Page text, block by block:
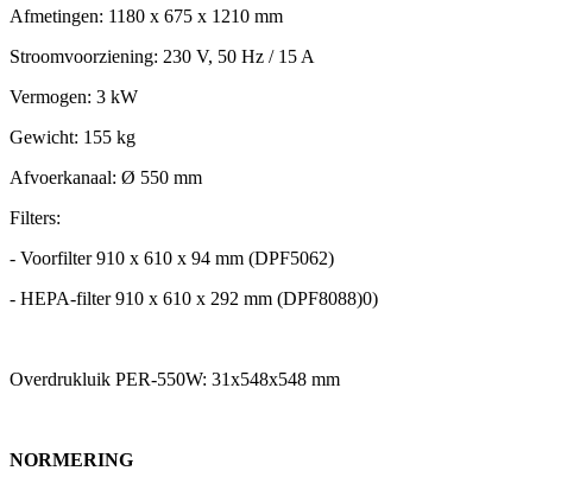
Afmetingen: 1180 x 675 x 1210 mm
Stroomvoorziening: 230 V, 50 Hz / 15 A
Vermogen: 3 kW
Gewicht: 155 kg
Afvoerkanaal: Ø 550 mm
Filters:
- Voorfilter 910 x 610 x 94 mm (DPF5062)
- HEPA-filter 910 x 610 x 292 mm (DPF8088)0)
Overdrukluik PER-550W: 31x548x548 mm
NORMERING